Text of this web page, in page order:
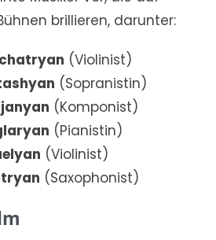
brillieren, darunter:
(Violinist)
(Sopranistin)
(Komponist)
(Pianistin)
(Violinist)
(Saxophonist)